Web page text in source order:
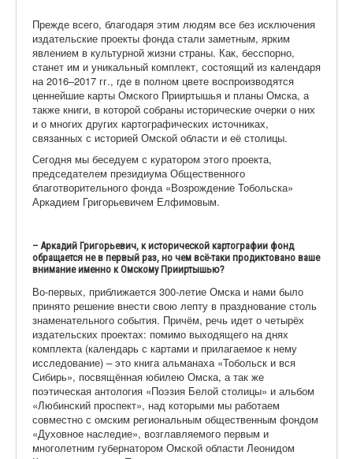
Прежде всего, благодаря этим людям все без исключения
издательские проекты фонда стали заметным, ярким
явлением в культурной жизни страны. Как, бесспорно,
станет им и уникальный комплект, состоящий из календаря
на 2016–2017 гг., где в полном цвете воспроизводятся
ценнейшие карты Омского Прииртышья и планы Омска, а
также книги, в которой собраны исторические очерки о них
и о многих других картографических источниках,
связанных с историей Омской области и её столицы.
Сегодня мы беседуем с куратором этого проекта,
председателем президиума Общественного
благотворительного фонда «Возрождение Тобольска»
Аркадием Григорьевичем Елфимовым.
– Аркадий Григорьевич, к исторической картографии фонд
обращается не в первый раз, но чем всё-таки продиктовано ваше
внимание именно к Омскому Прииртышью?
Во-первых, приближается 300-летие Омска и нами было
принято решение внести свою лепту в празднование столь
знаменательного события. Причём, речь идет о четырёх
издательских проектах: помимо выходящего на днях
комплекта (календарь с картами и прилагаемое к нему
исследование) – это книга альманаха «Тобольск и вся
Сибирь», посвящённая юбилею Омска, а так же
поэтическая антология «Поэзия Белой столицы» и альбом
«Любинский проспект», над которыми мы работаем
совместно с омским региональным общественным фондом
«Духовное наследие», возглавляемого первым и
многолетним губернатором Омской области Леонидом